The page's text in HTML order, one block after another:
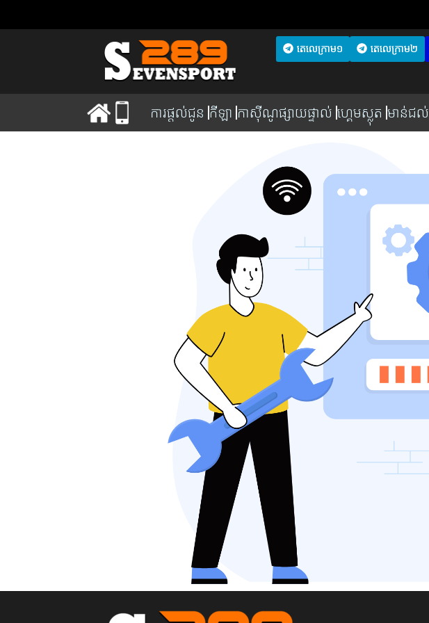
តេលេក្រាម១ តេលេក្រាម២
ការផ្តល់ជូន កីឡា កាស៊ីណូផ្សាយផ្ទាល់ ហ្គេមស្លុត មាន់ជល់